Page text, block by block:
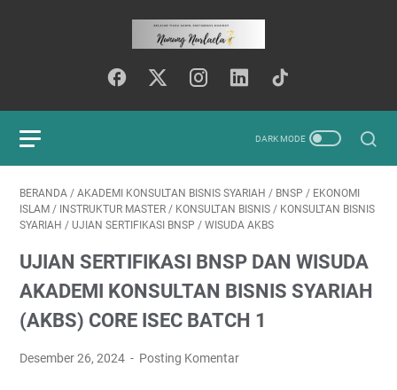
BERANDA / AKADEMI KONSULTAN BISNIS SYARIAH / BNSP / EKONOMI
ISLAM / INSTRUKTUR MASTER / KONSULTAN BISNIS / KONSULTAN BISNIS
SYARIAH / UJIAN SERTIFIKASI BNSP / WISUDA AKBS
UJIAN SERTIFIKASI BNSP DAN WISUDA
AKADEMI KONSULTAN BISNIS SYARIAH
(AKBS) CORE ISEC BATCH 1
Desember 26, 2024 Posting Komentar